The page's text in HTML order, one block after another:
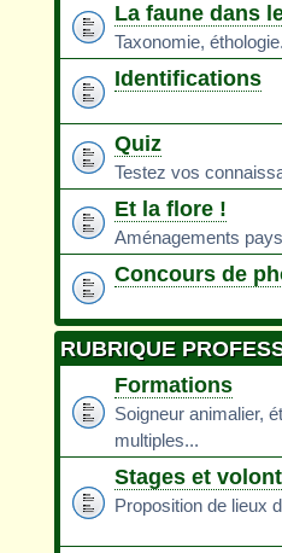
La faune dans
Taxonomie,
Identifications
Quiz
Testez vos
Et la flore !
Aménagements
Concours de
RUBRIQUE
Formations
Soigneur animalier,
multiples...
Stages et
Proposition de lieux